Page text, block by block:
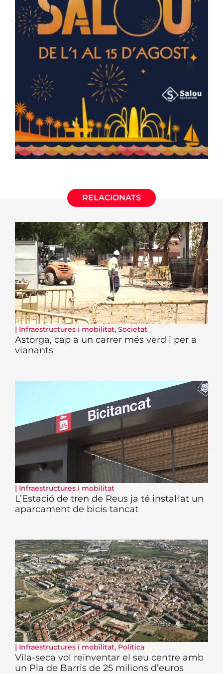
RELACIONATS
| Infraestructures i mobilitat, Societat
Astorga, cap a un carrer més verd i per a
vianants
| Infraestructures i mobilitat
L’Estació de tren de Reus ja té instal·lat un
aparcament de bicis tancat
| Infraestructures i mobilitat, Política
Vila-seca vol reinventar el seu centre amb
un Pla de Barris de 25 milions d’euros